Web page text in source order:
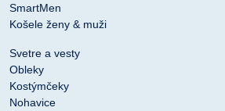
SmartMen
Košele ženy & muži
Svetre a vesty
Obleky
Kostýmčeky
Nohavice